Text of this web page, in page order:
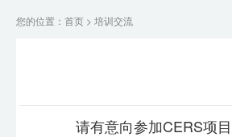
您的位置：首页 > 培训交流
请有意向参加CERS项